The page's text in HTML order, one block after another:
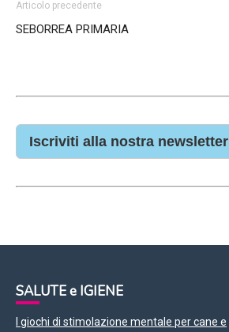
Articolo precedente
SEBORREA PRIMARIA
Iscriviti alla nostra newsletter
SALUTE e IGIENE
I giochi di stimolazione mentale per cane e